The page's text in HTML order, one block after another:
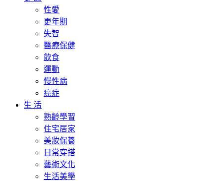
性愛
更年期
失智
醫療保健
飲食
運動
慢性病
癌症
生 活
熟齡學習
住宅居家
美妝保養
日常穿搭
藝術文化
生活美學